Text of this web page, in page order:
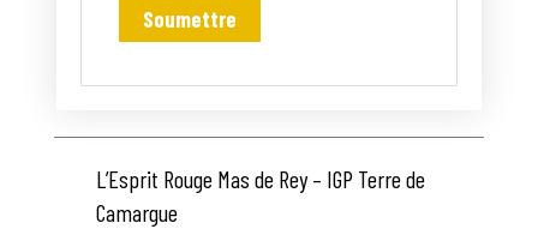
L’Esprit Rouge Mas de Rey – IGP Terre de
Camargue